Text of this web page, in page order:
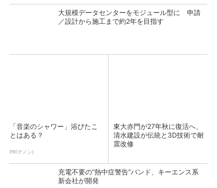
大規模データセンターをモジュール型に 申請
／設計から施工まで約2年を目指す
「音楽のシャワー」浴びたこ
とはある？
PR(デノン)
東大赤門が27年秋に復活へ、
清水建設が伝統と3D技術で耐
震改修
充電不要の“熱中症警告”バンド、キーエンス系
新会社が開発